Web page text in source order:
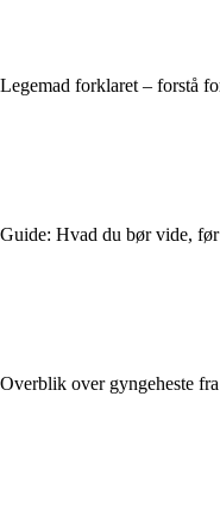
Legemad forklaret – forstå
Guide: Hvad du bør vide,
Overblik over gyngeheste